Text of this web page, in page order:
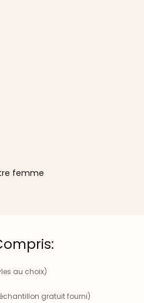
femme
au choix)
gratuit fourni)